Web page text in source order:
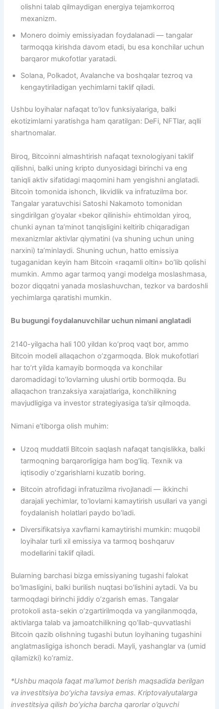
olishni talab qilmaydigan energiya tejamkorroq
mexanizm.
Monero doimiy emissiyadan foydalanadi — tangalar
tarmoqqa kirishda davom etadi, bu esa konchilar uchun
barqaror mukofotlar yaratadi.
Solana, Polkadot, Avalanche va boshqalar tezroq va
kengaytiriladigan yechimlarni taklif qiladi.
Ushbu loyihalar nafaqat to’lov funksiyalariga, balki
ekotizimlarni yaratishga ham qaratilgan: DeFi, NFTlar, aqlli
shartnomalar.
Biroq, Bitcoinni almashtirish nafaqat texnologiyani taklif
qilishni, balki uning kripto dunyosidagi birinchi va eng
taniqli aktiv sifatidagi maqomini ham yengishni anglatadi.
Bitcoin tomonida ishonch, likvidlik va infratuzilma bor.
Tangalar yaratuvchisi Satoshi Nakamoto tomonidan
singdirilgan g’oyalar «bekor qilinishi» ehtimoldan yiroq,
chunki aynan ta’minot tanqisligini keltirib chiqaradigan
mexanizmlar aktivlar qiymatini (va shuning uchun uning
narxini) ta’minlaydi. Shuning uchun, hatto emissiya
tugaganidan keyin ham Bitcoin «raqamli oltin» bo’lib qolishi
mumkin. Ammo agar tarmoq yangi modelga moslashmasa,
bozor diqqatni yanada moslashuvchan, tezkor va bardoshli
yechimlarga qaratishi mumkin.
Bu bugungi foydalanuvchilar uchun nimani anglatadi
2140-yilgacha hali 100 yildan ko’proq vaqt bor, ammo
Bitcoin modeli allaqachon o’zgarmoqda. Blok mukofotlari
har to’rt yilda kamayib bormoqda va konchilar
daromadidagi to’lovlarning ulushi ortib bormoqda. Bu
allaqachon tranzaksiya xarajatlariga, konchilikning
mavjudligiga va investor strategiyasiga ta’sir qilmoqda.
Nimani e’tiborga olish muhim:
Uzoq muddatli Bitcoin saqlash nafaqat tanqislikka, balki
tarmoqning barqarorligiga ham bog’liq. Texnik va
iqtisodiy o’zgarishlarni kuzatib boring.
Bitcoin atrofidagi infratuzilma rivojlanadi — ikkinchi
darajali yechimlar, to’lovlarni kamaytirish usullari va yangi
foydalanish holatlari paydo bo’ladi.
Diversifikatsiya xavflarni kamaytirishi mumkin: muqobil
loyihalar turli xil emissiya va tarmoq boshqaruv
modellarini taklif qiladi.
Bularning barchasi bizga emissiyaning tugashi falokat
bo’lmasligini, balki burilish nuqtasi bo’lishini aytadi. Va bu
tarmoqdagi birinchi jiddiy o’zgarish emas. Tangalar
protokoli asta-sekin o’zgartirilmoqda va yangilanmoqda,
aktivlarga talab va jamoatchilikning qo’llab-quvvatlashi
Bitcoin qazib olishning tugashi butun loyihaning tugashini
anglatmasligiga ishonch beradi. Mayli, yashanglar va (umid
qilamizki) ko’ramiz.
*Ushbu maqola faqat ma’lumot berish maqsadida berilgan
va investitsiya bo’yicha tavsiya emas. Kriptovalyutalarga
investitsiya qilish bo’yicha barcha qarorlar o’quvchi